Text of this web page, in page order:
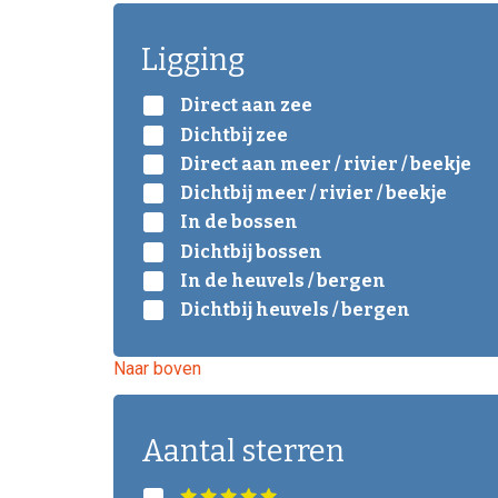
Ligging
Direct aan zee
Dichtbij zee
Direct aan meer / rivier / beekje
Dichtbij meer / rivier / beekje
In de bossen
Dichtbij bossen
In de heuvels / bergen
Dichtbij heuvels / bergen
Naar boven
Aantal sterren